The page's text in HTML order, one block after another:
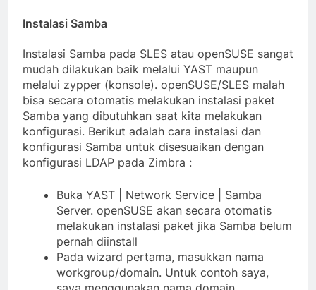
Instalasi Samba
Instalasi Samba pada SLES atau openSUSE sangat
mudah dilakukan baik melalui YAST maupun
melalui zypper (konsole). openSUSE/SLES malah
bisa secara otomatis melakukan instalasi paket
Samba yang dibutuhkan saat kita melakukan
konfigurasi. Berikut adalah cara instalasi dan
konfigurasi Samba untuk disesuaikan dengan
konfigurasi LDAP pada Zimbra :
Buka YAST | Network Service | Samba
Server. openSUSE akan secara otomatis
melakukan instalasi paket jika Samba belum
pernah diinstall
Pada wizard pertama, masukkan nama
workgroup/domain. Untuk contoh saya,